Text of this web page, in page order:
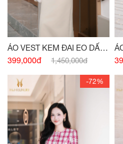
ÁO VEST KEM ĐAI EO DẤU
KHUY
399,000đ 1,450,000đ
-72%